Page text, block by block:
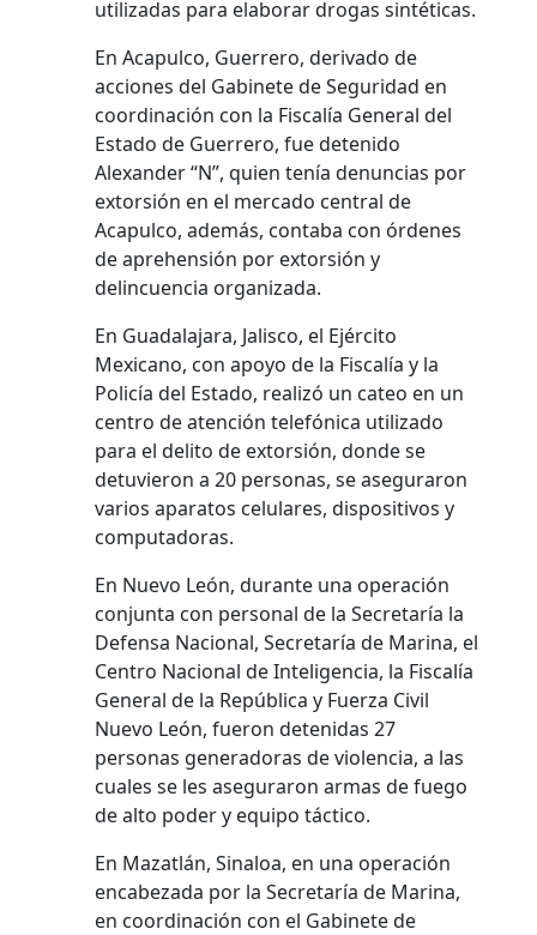
utilizadas para elaborar drogas sintéticas.
En Acapulco, Guerrero, derivado de
acciones del Gabinete de Seguridad en
coordinación con la Fiscalía General del
Estado de Guerrero, fue detenido
Alexander “N”, quien tenía denuncias por
extorsión en el mercado central de
Acapulco, además, contaba con órdenes
de aprehensión por extorsión y
delincuencia organizada.
En Guadalajara, Jalisco, el Ejército
Mexicano, con apoyo de la Fiscalía y la
Policía del Estado, realizó un cateo en un
centro de atención telefónica utilizado
para el delito de extorsión, donde se
detuvieron a 20 personas, se aseguraron
varios aparatos celulares, dispositivos y
computadoras.
En Nuevo León, durante una operación
conjunta con personal de la Secretaría la
Defensa Nacional, Secretaría de Marina, el
Centro Nacional de Inteligencia, la Fiscalía
General de la República y Fuerza Civil
Nuevo León, fueron detenidas 27
personas generadoras de violencia, a las
cuales se les aseguraron armas de fuego
de alto poder y equipo táctico.
En Mazatlán, Sinaloa, en una operación
encabezada por la Secretaría de Marina,
en coordinación con el Gabinete de